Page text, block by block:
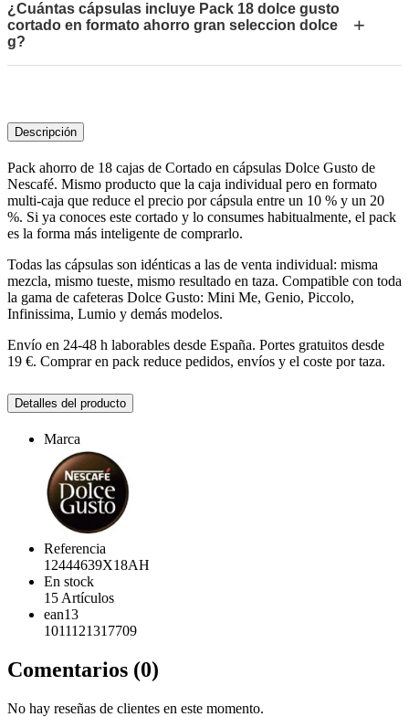
¿Cuántas cápsulas incluye Pack 18 dolce gusto
cortado en formato ahorro gran seleccion dolce
g?
+
Descripción
Pack ahorro de 18 cajas de Cortado en cápsulas Dolce Gusto de
Nescafé. Mismo producto que la caja individual pero en formato
multi-caja que reduce el precio por cápsula entre un 10 % y un 20
%. Si ya conoces este cortado y lo consumes habitualmente, el pack
es la forma más inteligente de comprarlo.
Todas las cápsulas son idénticas a las de venta individual: misma
mezcla, mismo tueste, mismo resultado en taza. Compatible con toda
la gama de cafeteras Dolce Gusto: Mini Me, Genio, Piccolo,
Infinissima, Lumio y demás modelos.
Envío en 24-48 h laborables desde España. Portes gratuitos desde
19 €. Comprar en pack reduce pedidos, envíos y el coste por taza.
Detalles del producto
Marca
Referencia
12444639X18AH
En stock
15 Artículos
ean13
1011121317709
Comentarios (0)
No hay reseñas de clientes en este momento.